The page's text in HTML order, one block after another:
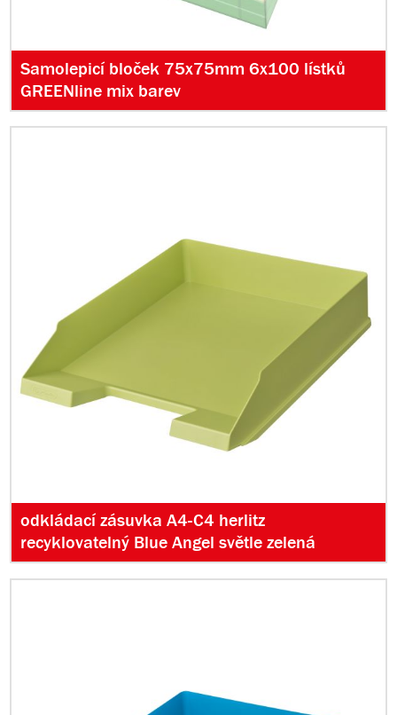
Samolepicí bloček 75x75mm 6x100 lístků
GREENline mix barev
odkládací zásuvka A4-C4 herlitz
recyklovatelný Blue Angel světle zelená